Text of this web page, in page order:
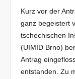
Kurz vor der
ganz begei­stert
tschechischen
(UIMID Brno)
Antrag
entstanden. Zu